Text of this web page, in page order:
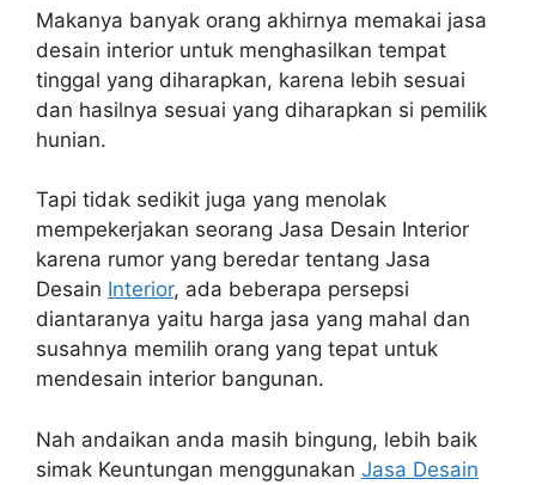
Makanya banyak orang akhirnya memakai jasa
desain interior untuk menghasilkan tempat
tinggal yang diharapkan, karena lebih sesuai
dan hasilnya sesuai yang diharapkan si pemilik
hunian.
Tapi tidak sedikit juga yang menolak
mempekerjakan seorang Jasa Desain Interior
karena rumor yang beredar tentang Jasa
Desain Interior, ada beberapa persepsi
diantaranya yaitu harga jasa yang mahal dan
susahnya memilih orang yang tepat untuk
mendesain interior bangunan.
Nah andaikan anda masih bingung, lebih baik
simak Keuntungan menggunakan Jasa Desain